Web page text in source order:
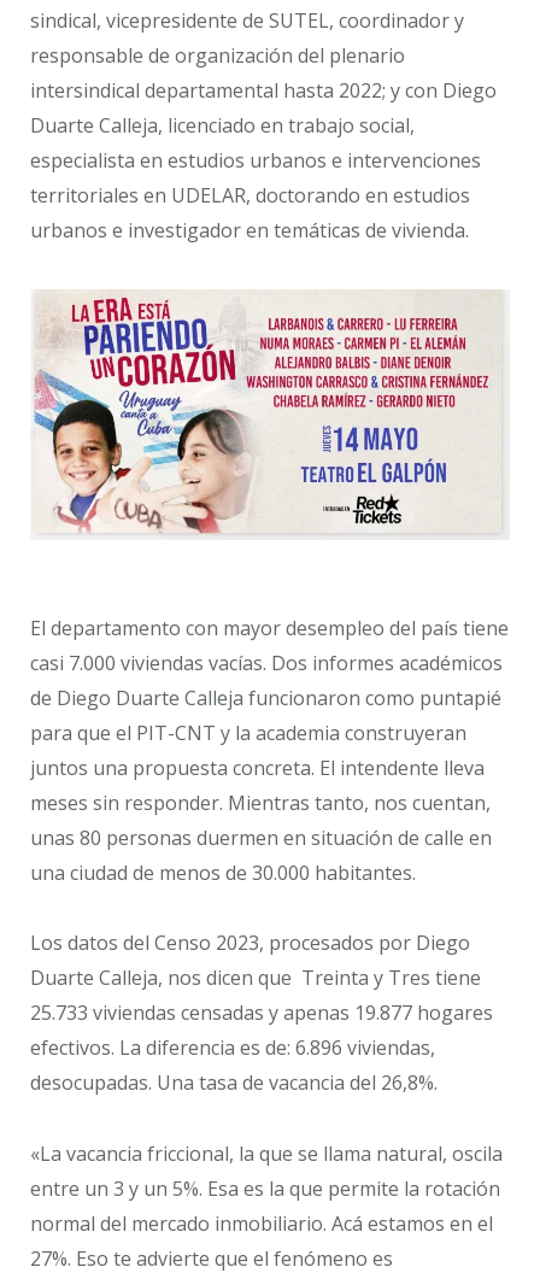
sindical, vicepresidente de SUTEL, coordinador y
responsable de organización del plenario
intersindical departamental hasta 2022; y con Diego
Duarte Calleja, licenciado en trabajo social,
especialista en estudios urbanos e intervenciones
territoriales en UDELAR, doctorando en estudios
urbanos e investigador en temáticas de vivienda.
El departamento con mayor desempleo del país tiene
casi 7.000 viviendas vacías. Dos informes académicos
de Diego Duarte Calleja funcionaron como puntapié
para que el PIT-CNT y la academia construyeran
juntos una propuesta concreta. El intendente lleva
meses sin responder. Mientras tanto, nos cuentan,
unas 80 personas duermen en situación de calle en
una ciudad de menos de 30.000 habitantes.
Los datos del Censo 2023, procesados por Diego
Duarte Calleja, nos dicen que Treinta y Tres tiene
25.733 viviendas censadas y apenas 19.877 hogares
efectivos. La diferencia es de: 6.896 viviendas,
desocupadas. Una tasa de vacancia del 26,8%.
«La vacancia friccional, la que se llama natural, oscila
entre un 3 y un 5%. Esa es la que permite la rotación
normal del mercado inmobiliario. Acá estamos en el
27%. Eso te advierte que el fenómeno es